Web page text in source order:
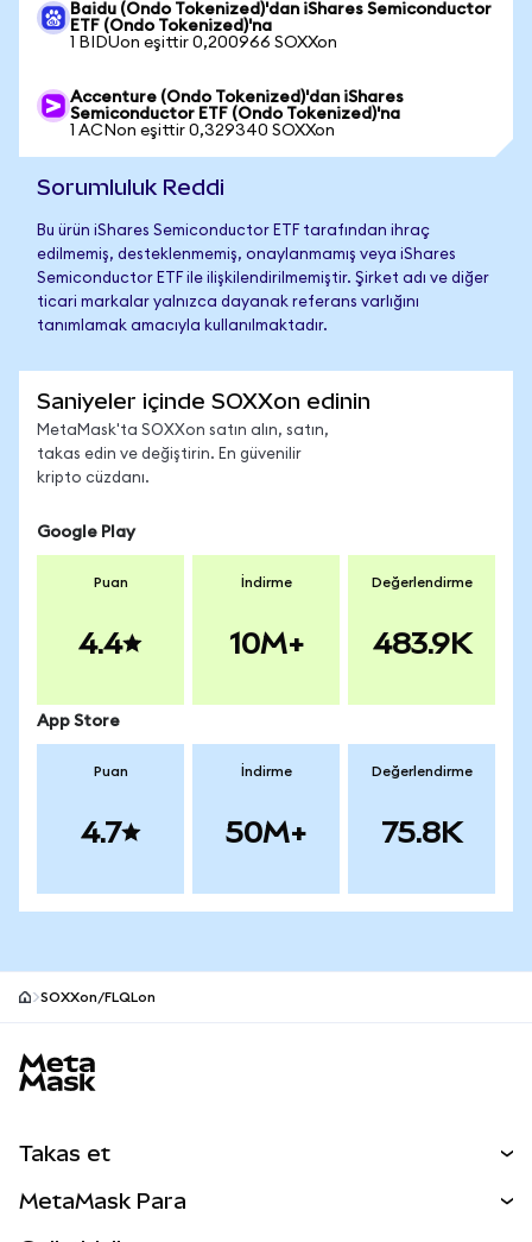
Baidu (Ondo Tokenized)'dan iShares Semiconductor
ETF (Ondo Tokenized)'na
1 BIDUon eşittir 0,200966 SOXXon
Accenture (Ondo Tokenized)'dan iShares
Semiconductor ETF (Ondo Tokenized)'na
1 ACNon eşittir 0,329340 SOXXon
Sorumluluk Reddi
Bu ürün iShares Semiconductor ETF tarafından ihraç
edilmemiş, desteklenmemiş, onaylanmamış veya iShares
Semiconductor ETF ile ilişkilendirilmemiştir. Şirket adı ve diğer
ticari markalar yalnızca dayanak referans varlığını
tanımlamak amacıyla kullanılmaktadır.
Saniyeler içinde SOXXon edinin
MetaMask'ta SOXXon satın alın, satın,
takas edin ve değiştirin. En güvenilir
kripto cüzdanı.
Google Play
Puan
4.4
İndirme
10M+
Değerlendirme
483.9K
App Store
Puan
4.7
İndirme
50M+
Değerlendirme
75.8K
SOXXon/FLQLon
Takas et
MetaMask Para